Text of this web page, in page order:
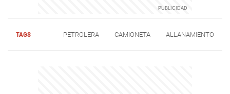
TAGS PETROLERA CAMIONETA ALLANAMIENTO